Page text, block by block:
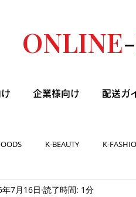
ONLINE-
企業様向け 配送ガ
K-BEAUTY K-
年7月16日 読了時間: 1分